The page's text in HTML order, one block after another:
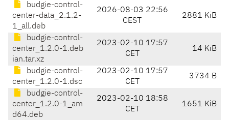
budgie-control-
center-data_2.1.2-
1_all.deb
2026-08-03 22:56
CEST
2881 KiB
budgie-control-
center_1.2.0-1.deb
ian.tar.xz
2023-02-10 17:57
CET
14 KiB
budgie-control-
center_1.2.0-1.dsc
2023-02-10 17:57
CET
3734 B
budgie-control-
center_1.2.0-1_am
d64.deb
2023-02-10 18:58
CET
1651 KiB